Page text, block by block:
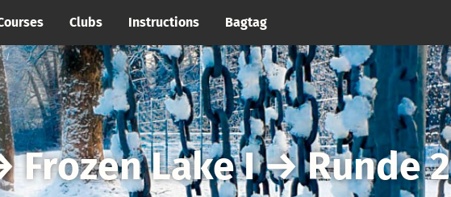
Clubs Instructions Bagtag
Frozen Lake I→Runde 2